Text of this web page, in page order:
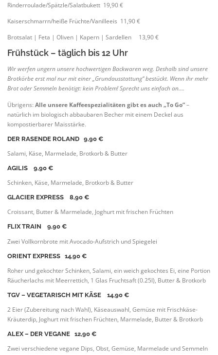
Rinderroulade/Spätzle/Salatbukett 19,90 €
Kaiserschmarrn/heiße Früchte/Vanilleeis 11,90 €
Brotsalat | Feta | Oliven | Kapern | Sardellen 13,90 €
Frühstück – täglich bis 12 Uhr
Wir werfen ungern unsere hochwertigen Backwaren weg. Deshalb sind unsere
Brotkörbe erst mal nur mit einer „Grundausstattung“ bestückt. Wenn ihr mehr
Brot oder Semmeln benötigt: kein Problem! Sprecht uns einfach an….
Übrigens: Alle unsere Kaffeespezialitäten gibt es auch „To Go“–
natürlich im biologisch abbaubaren Becher mit einem Deckel aus
kompostierbarer Maisstärke.
DER RASENDE ROLAND 9,90 €
Salami, Käse, Marmelade, Brotkorb & Butter
AGILIS 9,90 €
Schinken, Käse, Marmelade, Brotkorb & Butter
GLACIER EXPRESS 8,90 €
Croissant, Butter & Marmelade, Joghurt mit frischen Früchten
FLIX TRAIN 9,90 €
Zwei Vollkornbrote mit Avocado-Aufstrich und Spiegelei
ORIENT EXPRESS 14,90 €
Roher und gekochter Schinken, Salami, ein weich gekochtes Ei, eine Portion
Räucherlachs mit Meerrettich, 1 Glas Fruchtsaft (0.25l), Butter & Brotkorb
TGV – VEGETARISCH MIT KÄSE 14,90 €
2 Eier (Zubereitung nach Wahl), Käseauswahl, Gemüse mit Frischkäse-
Kräuterdip, Joghurt mit frischen Früchten, Marmelade, Butter & Brotkorb
ALEX – DER VEGANE 12,90 €
Zwei verschiedene vegane Dips, Obst, Gemüse, Marmelade und Semmeln